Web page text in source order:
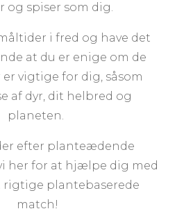
og spiser som dig.
i fred og have det
at du er enige om de
vigtige for dig, såsom
af dyr, dit helbred og
planeten.
efter planteædende
her for at hjælpe dig med
rigtige plantebaserede
match!